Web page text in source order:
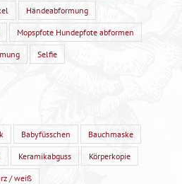
Händeabformung
Mopspfote Hundepfote abformen
Selfie
Babyfüsschen Bauchmaske
Keramikabguss Körperkopie
/ weiß